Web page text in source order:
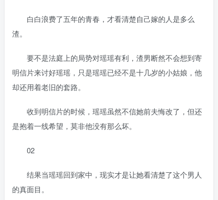
白白浪费了五年的青春，才看清楚自己嫁的人是多么
渣。
要不是法庭上的局势对瑶瑶有利，渣男断然不会想到寄
明信片来讨好瑶瑶，只是瑶瑶已经不是十几岁的小姑娘，他
却还用着老旧的套路。
收到明信片的时候，瑶瑶虽然不信她前夫悔改了，但还
是抱着一线希望，莫非他没有那么坏。
02
结果当瑶瑶回到家中，现实才是让她看清楚了这个男人
的真面目。